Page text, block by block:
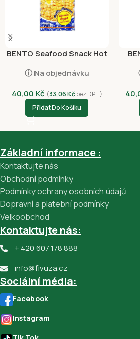
BENTO Seafood Snack Hot
ⓘ Na objednávku
40,00 Kč (33,06Kčbez DPH)
Přidat Do Košíku
Základní informace :
Kontaktujte nás
Obchodní podmínky
Podmínky ochrany osobních údajů
Dopravní a platební podmínky
Velkoobchod
Kontaktujte nás:
+ 420 607 178 888
info@fivuza.cz
Sociální média:
Facebook
Instagram